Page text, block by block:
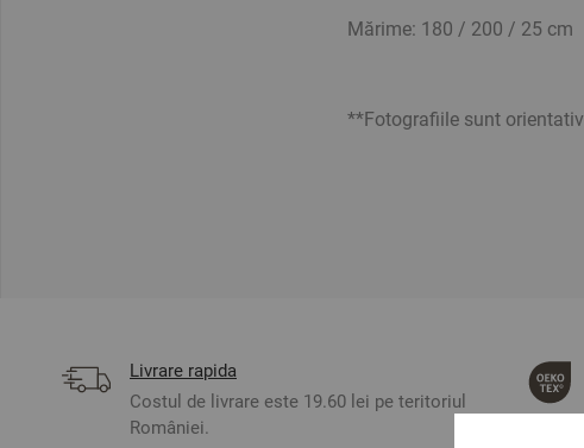
Mărime: 180 / 200 / 25 cm
**Fotografiile sunt
Livrare rapida
Costul de livrare este 19.60 lei pe teritoriul
României.